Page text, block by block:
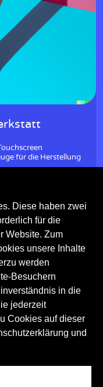
für die Herstellung
Diese haben zwei
für die
Website. Zum
unsere Inhalte
werden
Besuchern
in die
jederzeit
Cookies auf dieser
und